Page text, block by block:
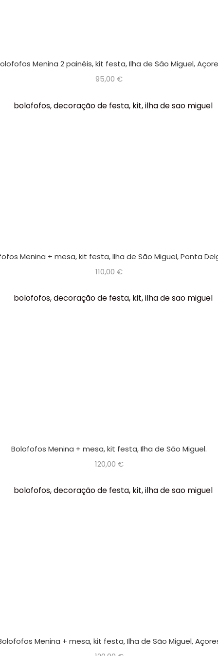
Menina 2 painéis, kit festa, Ilha de São Miguel,
95,00 €
Menina + mesa, kit festa, Ilha de São Miguel, Ponta
110,00 €
Bolofofos Menina + mesa, kit festa, Ilha de São Miguel.
120,00 €
Menina + mesa, kit festa, Ilha de São Miguel,